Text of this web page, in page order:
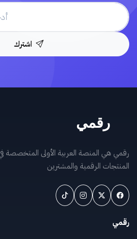
اشترك
رقمي هي المنصة العربية الأولى المتخصصة
المنتجات الرقمية والمشترين
رقمي